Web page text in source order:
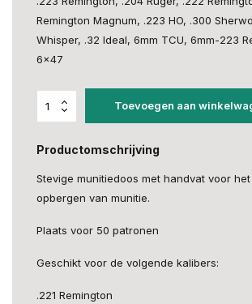
Remington Magnum, .223 HO, .300
Whisper, .32 Ideal, 6mm TCU, 6mm-223
6x47
Toevoegen aan
Productomschrijving
Stevige munitiedoos met handvat voor
opbergen van munitie.
Plaats voor 50 patronen
Geschikt voor de volgende kalibers:
.221 Remington